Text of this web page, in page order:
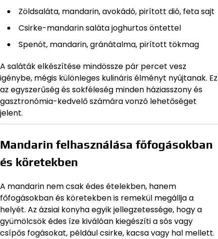
Zöldsaláta, mandarin, avokádó, pirított dió, feta sajt
Csirke-mandarin saláta joghurtos öntettel
Spenót, mandarin, gránátalma, pirított tökmag
A saláták elkészítése mindössze pár percet vesz
igénybe, mégis különleges kulináris élményt nyújtanak. Ez
az egyszerűség és sokféleség minden háziasszony és
gasztronómia-kedvelő számára vonzó lehetőséget
jelent.
Mandarin felhasználása főfogásokban
és köretekben
A mandarin nem csak édes ételekben, hanem
főfogásokban és köretekben is remekül megállja a
helyét. Az ázsiai konyha egyik jellegzetessége, hogy a
gyümölcsök édes íze kiválóan kiegészíti a sós vagy
csípős fogásokat, például csirke, kacsa vagy hal mellett.